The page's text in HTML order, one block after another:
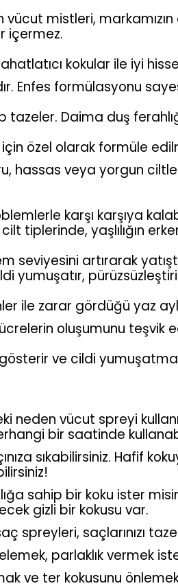
vücut mistleri,
içermez.
kokular ile iyi
Enfes formülasyonu
Daima duş
özel olarak formüle
hassas veya yorgun
karşı karşıya
tiplerinde, yaşlılığın
artırarak
yumuşatır,
ile zarar gördüğü yaz
oluşumunu teşvik
ve cildi
neden vücut spreyi
bir saatinde
sıkabilirsiniz. Hafif
sahip bir koku ister
gizli bir kokusu var.
spreyleri, saçlarınızı
parlaklık vermek
ve ter kokusunu